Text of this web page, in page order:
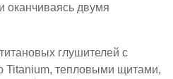
оканчиваясь двумя
глушителей с
Titanium, тепловыми щитами,